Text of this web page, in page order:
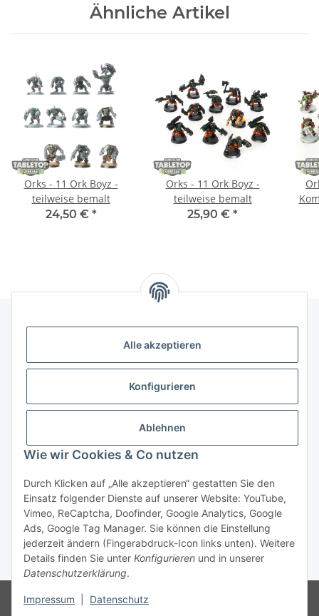
Alle akzeptieren
Konfigurieren
Ablehnen
Wie wir Cookies & Co nutzen
Durch Klicken auf „Alle akzeptieren“ gestatten Sie den
Einsatz folgender Dienste auf unserer Website: YouTube,
Vimeo, ReCaptcha, Doofinder, Google Analytics, Google
Ads, Google Tag Manager. Sie können die Einstellung
jederzeit ändern (Fingerabdruck-Icon links unten). Weitere
Details finden Sie unter Konfigurieren und in unserer
Datenschutzerklärung.
Impressum Datenschutz
Ähnliche Artikel
Orks - 11 Ork Boyz -
teilweise bemalt
24,50 € *
Orks - 11 Ork Boyz -
teilweise bemalt
25,90 € *
Gesetzliche Informationen
Bestellung wiederrufen
* Alle Preise inkl. gesetzlicher USt., zzgl.Versand
Besucherzähler: 75719580